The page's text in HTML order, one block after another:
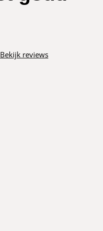
Bekijk reviews